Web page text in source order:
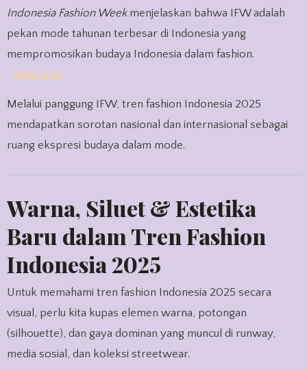
Indonesia Fashion Weekmenjelaskan bahwa IFW adalah
pekan mode tahunan terbesar di Indonesia yang
mempromosikan budaya Indonesia dalam fashion.
Wikipedia
Melalui panggung IFW, tren fashion Indonesia 2025
mendapatkan sorotan nasional dan internasional sebagai
ruang ekspresi budaya dalam mode.
Warna, Siluet & Estetika
Baru dalam Tren Fashion
Indonesia 2025
Untuk memahami tren fashion Indonesia 2025 secara
visual, perlu kita kupas elemen warna, potongan
(silhouette), dan gaya dominan yang muncul di runway,
media sosial, dan koleksi streetwear.